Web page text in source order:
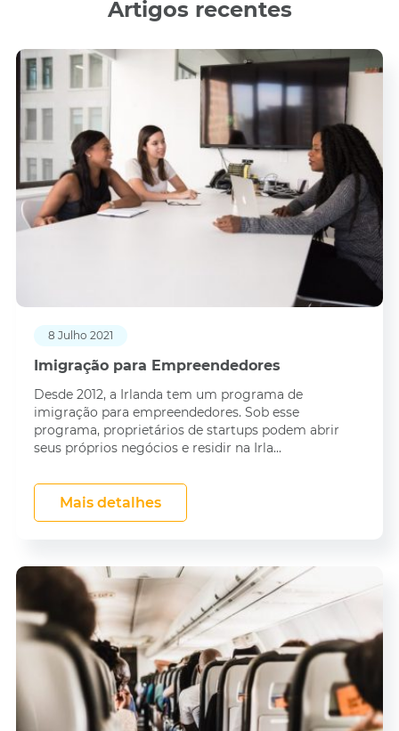
Artigos recentes
8 Julho 2021
Imigração para Empreendedores
Desde 2012, a Irlanda tem um programa de
imigração para empreendedores. Sob esse
programa, proprietários de startups podem abrir
seus próprios negócios e residir na Irla...
Mais detalhes